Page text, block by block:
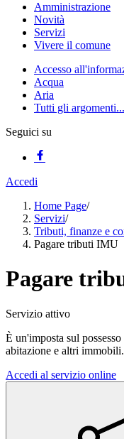
Amministrazione
Novità
Servizi
Vivere il comune
Accesso
Acqua
Aria
Tutti gli argomenti...
Seguici su
Accedi
Home Page/
Servizi/
Tributi, finanze e
Pagare tributi IMU
Pagare
Servizio attivo
È un'imposta sul
abitazione e altri immobili.
Accedi al servizio online